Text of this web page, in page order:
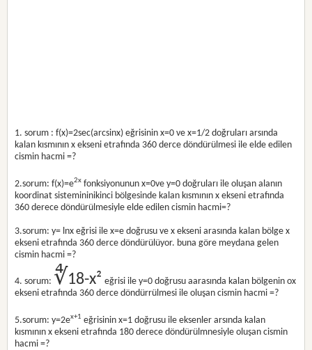
1. sorum : f(x)=2sec(arcsinx) eğrisinin x=0 ve x=1/2 doğruları arsında
kalan kısmının x ekseni etrafında 360 derce döndürülmesi ile elde edilen
cismin hacmi =?
2.sorum: f(x)=e2x fonksiyonunun x=0ve y=0 doğruları ile oluşan alanın
koordinat sistemininikinci bölgesinde kalan kısmının x ekseni etrafında
360 derece döndürülmesiyle elde edilen cismin hacmi=?
3.sorum: y= lnx eğrisi ile x=e doğrusu ve x ekseni arasında kalan bölge x
ekseni etrafında 360 derce döndürülüyor. buna göre meydana gelen
cismin hacmi =?
4. sorum: ∜ 18-x² eğrisi ile y=0 doğrusu aarasında kalan bölgenin ox
ekseni etrafında 360 derce döndürrülmesi ile oluşan cismin hacmi =?
5.sorum: y=2ex+1 eğrisinin x=1 doğrusu ile eksenler arsında kalan
kısmının x ekseni etrafında 180 derece döndürülmnesiyle oluşan cismin
hacmi =?